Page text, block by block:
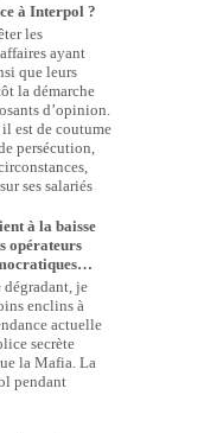
à Interpol ?
les
ayant
que leurs
la démarche
d’opinion.
est de coutume
persécution,
ses salariés
à la baisse
opérateurs
je
enclins à
actuelle
secrète
la Mafia. La
pendant